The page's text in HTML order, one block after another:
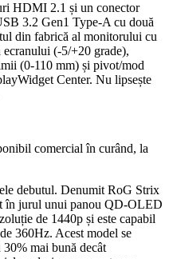
HDMI 2.1 și un conector
3.2 Gen1 Type-A cu două
din fabrică al monitorului cu
(-5/+20 grade),
(0-110 mm) și pivot/mod
Center. Nu lipsește
comercial în curând, la
debutul. Denumit RoG Strix
în jurul unui panou QD-OLED
de 1440p și este capabil
360Hz. Acest model se
mai bună decât